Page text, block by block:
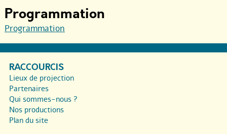
Programmation
Programmation
RACCOURCIS
Lieux de projection
Partenaires
Qui sommes-nous ?
Nos productions
Plan du site